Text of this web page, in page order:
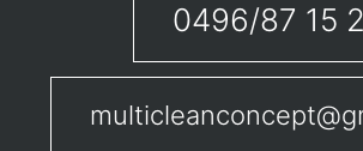
0496/87 15